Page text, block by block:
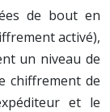
de bout en
activé),
un niveau de
chiffrement de
et le